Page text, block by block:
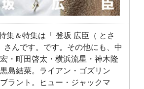
集＆特集は「 登坂 広臣（ とさ
さんです。です。その他にも、中
・町田啓太・横浜流星・神木隆
島結菜。ライアン・ゴズリン
ラント。ヒュー・ジャックマ